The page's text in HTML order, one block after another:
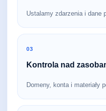
Ustalamy zdarzenia i dane
03
Kontrola nad
Domeny, konta i materiały